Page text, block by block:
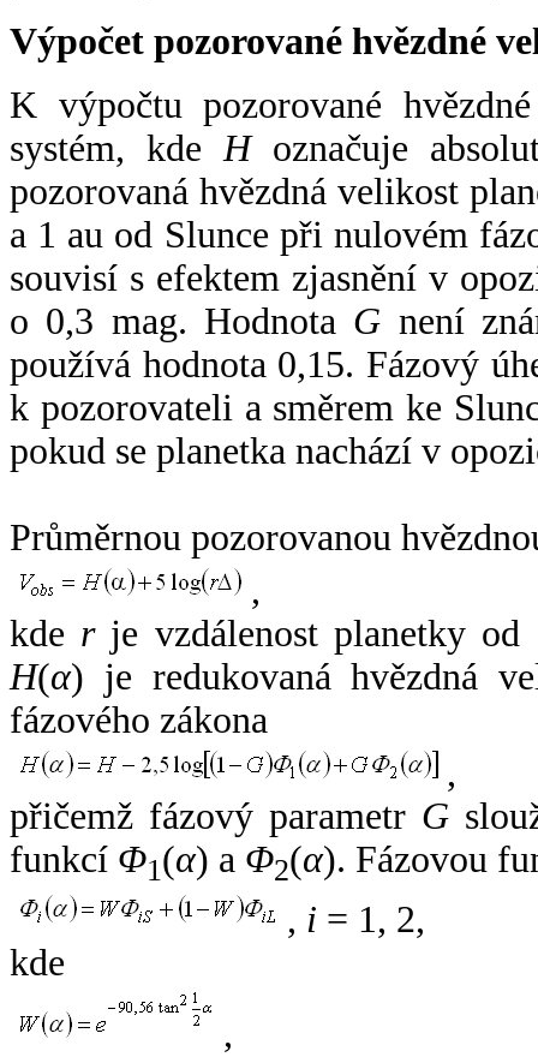
Výpočet pozorované hvězdné
K výpočtu pozorované
systém, kde Hoznačuje
pozorovaná hvězdná velikost
a 1 au od Slunce při nulovém
souvisí s efektem zjasnění v
o 0,3 mag. Hodnota G není
používá hodnota 0,15. Fázový
k pozorovateli a směrem ke
pokud se planetka nachází v
Průměrnou pozorovanou
,
kde rje vzdálenost planetky od
H(α) je redukovaná hvězdná
fázového zákona
,
přičemž fázový parametr G
funkcí Φ1(α) a Φ2(α). Fázovou
, i = 1, 2,
kde
,